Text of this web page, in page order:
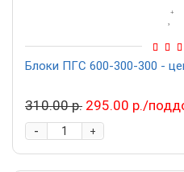
Блоки ПГС 600-300-300 -
310.00 р. 295.00 р./
+
-